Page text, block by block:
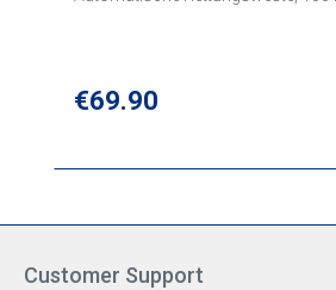
Regular price:
€69.90
Customer Support